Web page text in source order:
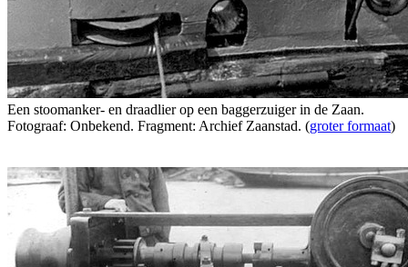
Een stoomanker- en draadlier op een baggerzuiger in de Zaan.
Fotograaf: Onbekend. Fragment: Archief Zaanstad. (groter formaat)